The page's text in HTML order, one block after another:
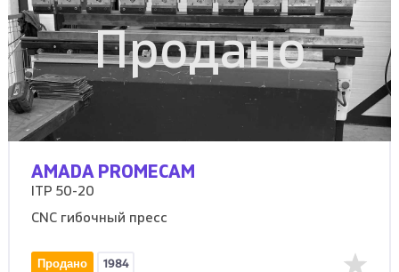
Продано
AMADA PROMECAM
ITP 50-20
CNC гибочный пресс
Продано 1984